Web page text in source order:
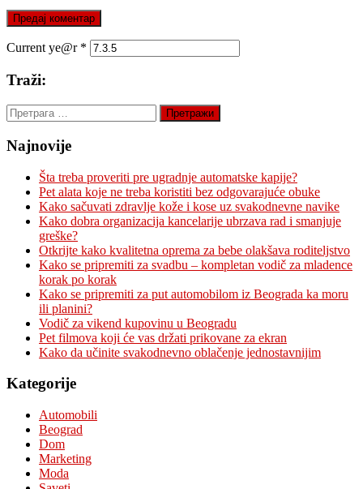
Current ye@r *
Traži:
Претрага
за:
Najnovije
Šta treba proveriti pre ugradnje automatske kapije?
Pet alata koje ne treba koristiti bez odgovarajuće obuke
Kako sačuvati zdravlje kože i kose uz svakodnevne navike
Kako dobra organizacija kancelarije ubrzava rad i smanjuje
greške?
Otkrijte kako kvalitetna oprema za bebe olakšava roditeljstvo
Kako se pripremiti za svadbu – kompletan vodič za mladence
korak po korak
Kako se pripremiti za put automobilom iz Beograda ka moru
ili planini?
Vodič za vikend kupovinu u Beogradu
Pet filmova koji će vas držati prikovane za ekran
Kako da učinite svakodnevno oblačenje jednostavnijim
Kategorije
Automobili
Beograd
Dom
Marketing
Moda